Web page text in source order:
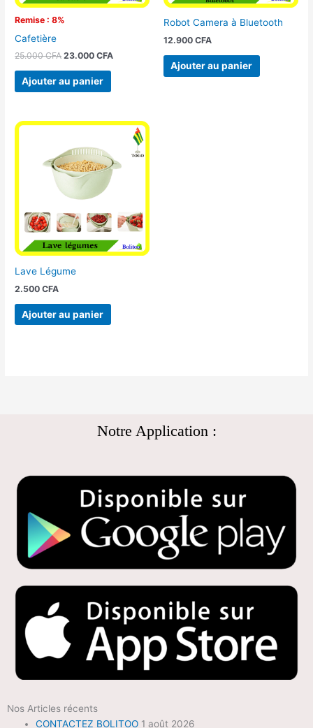
Remise : 8%
Cafetière
25.000CFA 23.000CFA
Ajouter au panier
Robot Camera à Bluetooth
12.900 CFA
Ajouter au panier
Lave Légume
2.500CFA
Ajouter au panier
Notre Application :
Nos Articles récents
CONTACTEZ BOLITOO 1 août 2026